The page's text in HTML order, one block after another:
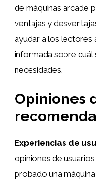
de máquinas arcade
ventajas y
ayudar a los lectores
informada sobre cuál
necesidades.
Opiniones
Experiencias de
opiniones de
probado una